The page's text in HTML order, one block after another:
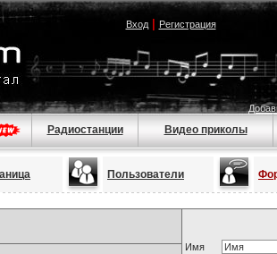
Вход| Регистрация
Радиостанции Видео приколы
Пользователи
Имя